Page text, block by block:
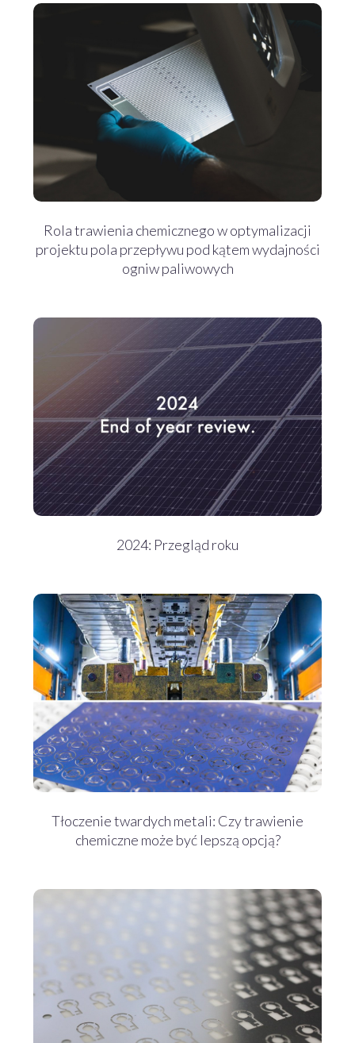
Rola trawienia chemicznego w optymalizacji
projektu pola przepływu pod kątem wydajności
ogniw paliwowych
2024: Przegląd roku
Tłoczenie twardych metali: Czy trawienie
chemiczne może być lepszą opcją?